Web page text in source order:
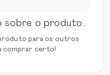
sobre o produto.
para os outros
comprar certo!